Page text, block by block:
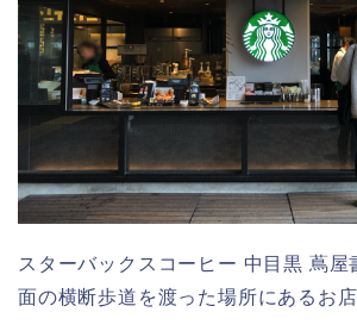
スターバックスコーヒー 中目黒 蔦屋
面の横断歩道を渡った場所にあるお店